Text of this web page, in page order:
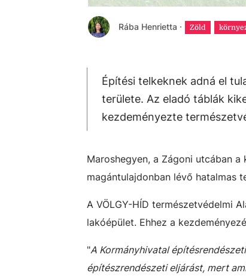
Rába Henrietta · Zöld
Építési telkeknek adná el
területe. Az eladó táblák
kezdeményezte
Maroshegyen, a Zágoni utcában
magántulajdonban lévő hatalmas
A VÖLGY-HÍD természetvédelmi
lakóépület. Ehhez a
"A Kormányhivatal
építészrendészeti eljárást, mert